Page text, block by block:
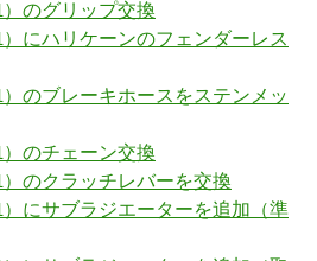
のグリップ交換
にハリケーンのフェンダーレス
のブレーキホースをステンメッ
のチェーン交換
のクラッチレバーを交換
にサブラジエーターを追加（準